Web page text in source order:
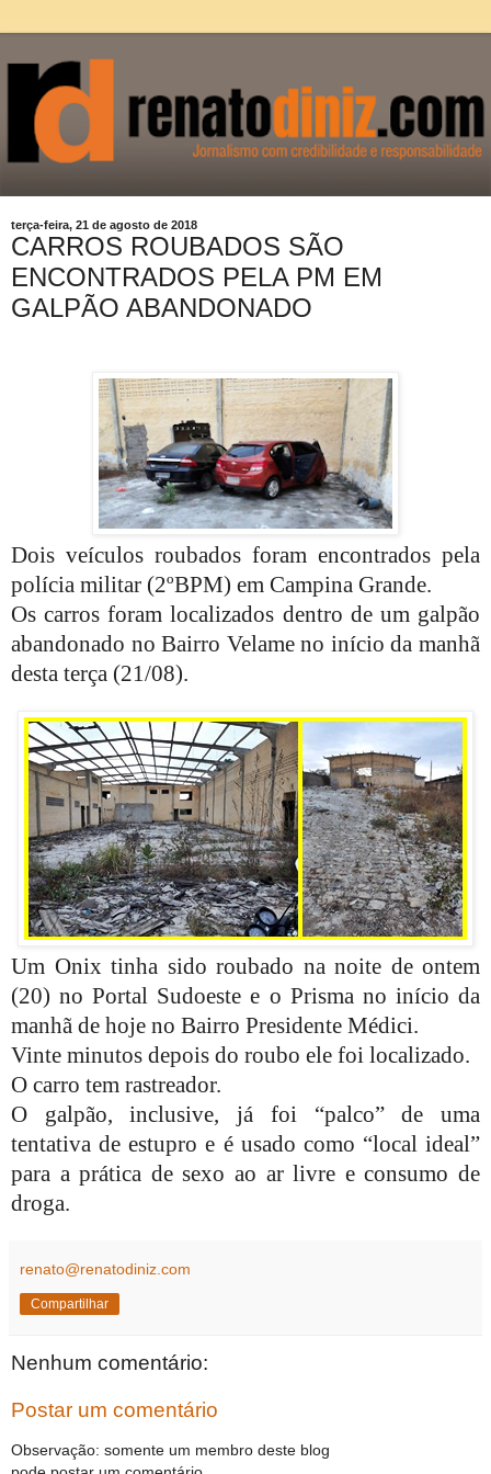
terça-feira, 21 de agosto de 2018
CARROS ROUBADOS SÃO
ENCONTRADOS PELA PM EM
GALPÃO ABANDONADO
Dois veículos roubados foram encontrados pela
polícia militar (2ºBPM) em Campina Grande.
Os carros foram localizados dentro de um galpão
abandonado no Bairro Velame no início da manhã
desta terça (21/08).
Um Onix tinha sido roubado na noite de ontem
(20) no Portal Sudoeste e o Prisma no início da
manhã de hoje no Bairro Presidente Médici.
Vinte minutos depois do roubo ele foi localizado.
O carro tem rastreador.
O galpão, inclusive, já foi “palco” de uma
tentativa de estupro e é usado como “local ideal”
para a prática de sexo ao ar livre e consumo de
droga.
renato@renatodiniz.com
Compartilhar
Nenhum comentário:
Postar um comentário
Observação: somente um membro deste blog